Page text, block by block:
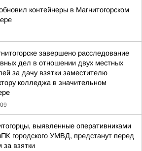
контейнеры в Магнитогорском
завершено расследование
дел в отношении двух местных
за дачу взятки заместителю
колледжа в значительном
выявленные оперативниками
городского УМВД, предстанут перед
за взятки